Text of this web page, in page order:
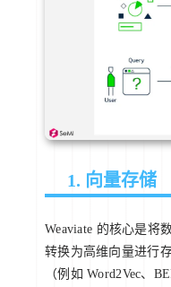
1. 向量存储
Weaviate 的核心是将
转换为高维向量进行
（例如 Word2Vec、